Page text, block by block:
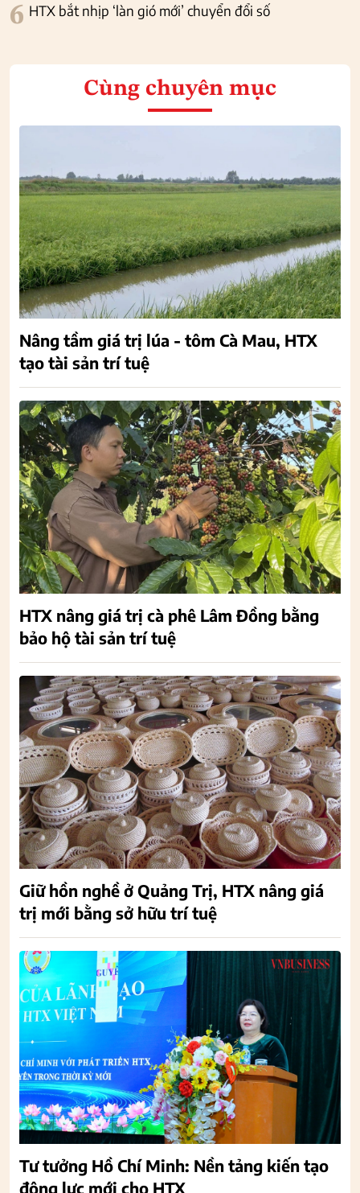
6 HTX bắt nhịp ‘làn gió mới’ chuyển đổi số
Cùng chuyên mục
Nâng tầm giá trị lúa - tôm Cà Mau, HTX
tạo tài sản trí tuệ
HTX nâng giá trị cà phê Lâm Đồng bằng
bảo hộ tài sản trí tuệ
Giữ hồn nghề ở Quảng Trị, HTX nâng giá
trị mới bằng sở hữu trí tuệ
Tư tưởng Hồ Chí Minh: Nền tảng kiến tạo
động lực mới cho HTX